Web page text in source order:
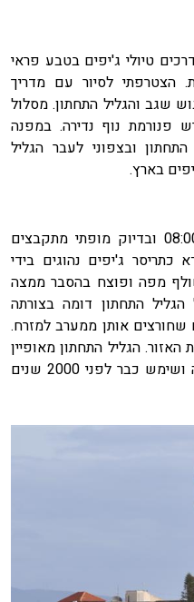
טיולי ג'יפים בטבע פראי
הצטרפתי לסיור עם מדריך
שגב והגליל התחתון. מסלול
פנורמת נוף נדירה. במפנה
ובצפוני לעבר הגליל
בארץ.
יום שישי סתווי ושמשי. השעה 08:00 ובדיוק מופתי מתקבצים
ג'יפים נהוגים בידי
מפה ופוצח בהסבר ממצה
התחתון דומה בצורתה
שחורצים אותן ממערב למזרח.
הגליל התחתון מאופיין
בגידולי שדה, עצי זית ושדות חיטה ושימש כבר לפני 2000 שנים